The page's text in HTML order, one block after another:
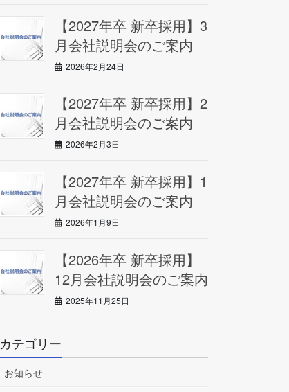
【2027年卒 新卒採用】3
月会社説明会のご案内
2026年2月24日
【2027年卒 新卒採用】2
月会社説明会のご案内
2026年2月3日
【2027年卒 新卒採用】1
月会社説明会のご案内
2026年1月9日
【2026年卒 新卒採用】
12月会社説明会のご案内
2025年11月25日
カテゴリー
お知らせ